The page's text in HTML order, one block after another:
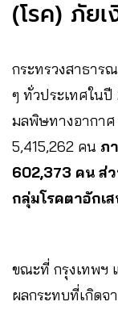
(โรค) ภัย
กระทรวงสาธาร
ๆ ทั่วประเทศใน
มลพิษทางอากาศ
5,415,262 คน ภ
602,373 คน ส่
กลุ่มโรคตาอักเ
ขณะที่ กรุงเทพฯ
ผลกระทบที่เกิดจ